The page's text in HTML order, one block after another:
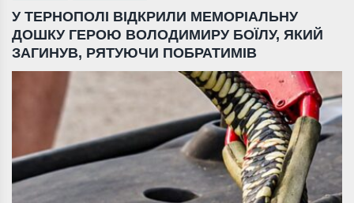
У ТЕРНОПОЛІ ВІДКРИЛИ МЕМОРІАЛЬНУ
ДОШКУ ГЕРОЮ ВОЛОДИМИРУ БОЇЛУ, ЯКИЙ
ЗАГИНУВ, РЯТУЮЧИ ПОБРАТИМІВ